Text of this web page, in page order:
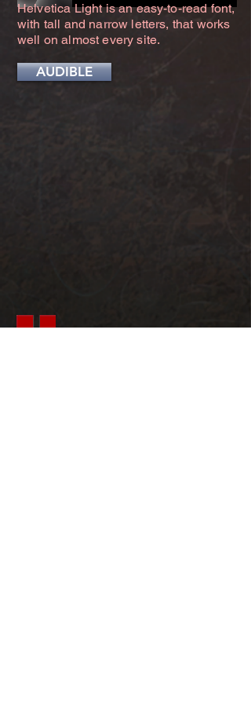
Helvetica Light is an easy-to-read font,
with tall and narrow letters, that works
well on almost every site.
AUDIBLE